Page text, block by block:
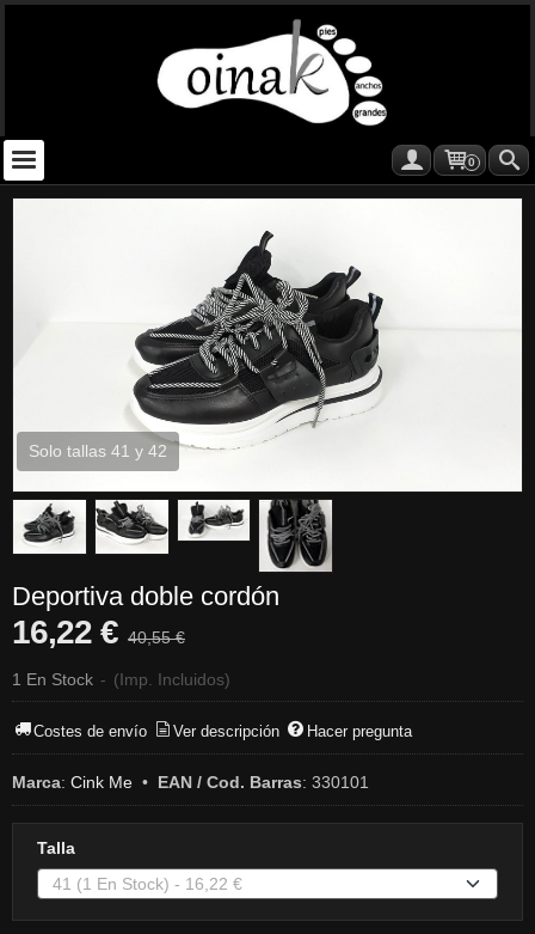
0
Solo tallas 41 y 42
Deportiva doble cordón
16,22 € 40,55 €
1 En Stock - (Imp. Incluidos)
Costes de envío Ver descripción Hacer pregunta
Marca: Cink Me • EAN / Cod. Barras: 330101
Talla